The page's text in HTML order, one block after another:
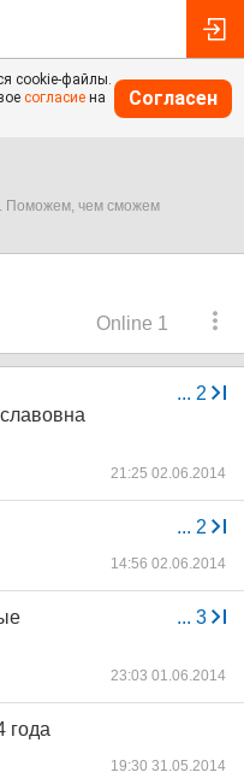
cookie-файлы.
согласие на
Согласен
Поможем, чем сможем
Online 1
... 2
21:25 02.06.2014
... 2
14:56 02.06.2014
... 3
23:03 01.06.2014
года
19:30 31.05.2014